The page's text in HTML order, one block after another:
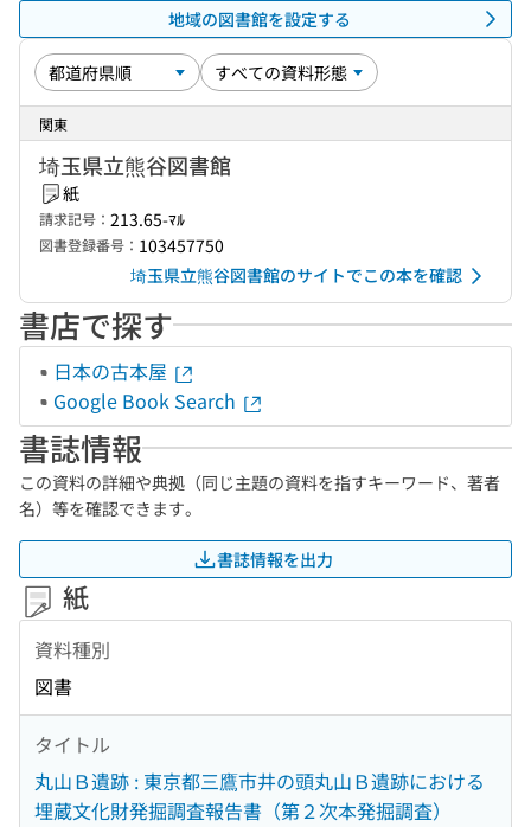
地域の図書館を設定する
関東
埼玉県立熊谷図書館
紙
請求記号： 213.65-ﾏﾙ
図書登録番号： 103457750
埼玉県立熊谷図書館のサイトでこの本を確認
書店で探す
日本の古本屋
Google Book Search
書誌情報
この資料の詳細や典拠（同じ主題の資料を指すキーワード、著者
名）等を確認できます。
書誌情報を出力
紙
資料種別
図書
タイトル
丸山Ｂ遺跡 : 東京都三鷹市井の頭丸山Ｂ遺跡における
埋蔵文化財発掘調査報告書（第２次本発掘調査）